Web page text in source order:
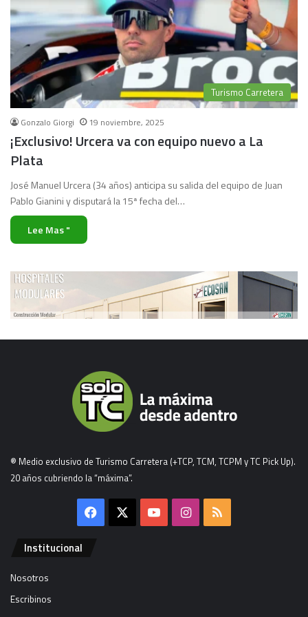
Turismo Carretera
Gonzalo Giorgi 19 noviembre, 2025
¡Exclusivo! Urcera va con equipo nuevo a La
Plata
José Manuel Urcera (34 años) anticipa su salida del equipo de Juan
Pablo Gianini y disputará la 15ª fecha del…
Lee Mas "
® Medio exclusivo de Turismo Carretera (+TCP, TCM, TCPM y TC Pick Up).
20 años cubriendo la “máxima”.
Facebook YouTubeInstagram
RSS
Institucional
Nosotros
Escribinos